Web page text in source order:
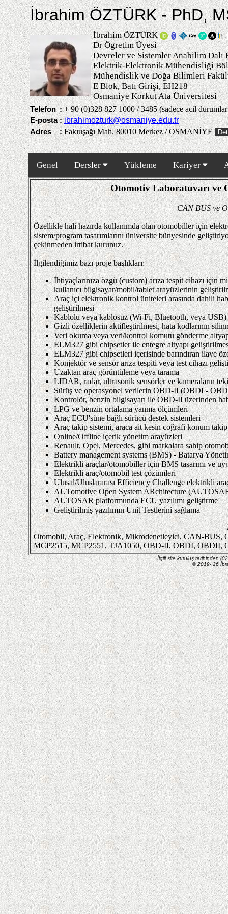
İbrahim ÖZTÜRK - PhD,
İbrahim ÖZTÜRK
Dr Ögretim Üyesi
Devreler ve Sistemler Anabilim Dalı
Elektrik-Elektronik Mühendisliği
Mühendislik ve Doğa Bilimleri
E Blok, Batı Girişi, EH218
Osmaniye Korkut Ata Üniversitesi
Telefon : + 90 (0)328 827 1000 / 3485 (sadece acil
E-posta : ibrahimozturk@osmaniye.edu.tr
Adres
: Fakıuşağı Mah. 80010 Merkez / OSMANİYE
Genel Dersler Yükleme Kariyer
Otomotiv Laboratuvarı ve
CAN BUS ve
Özellikle hali hazırda kullanımda olan otomobiller için
sistem/program tasarımlarını üniversite bünyesinde
çekinmeden irtibat kurunuz.
İlgilendiğimiz bazı proje başlıkları:
İhtiyaçlarınıza özgü (custom) arıza tespit cihazı için
kullanıcı bilgisayar/mobil/tablet arayüzlerinin
Araç içi elektronik kontrol üniteleri arasında dahili
geliştirilmesi
Kablolu veya kablosuz (Wi-Fi, Bluetooth, veya USB)
Gizli özelliklerin aktifleştirilmesi, hata kodlarının
Veri okuma veya veri/kontrol komutu gönderme
ELM327 gibi chipsetler ile entegre altyapı
ELM327 gibi chipsetleri içerisinde barındıran ilave
Konjektör ve sensör arıza tespiti veya test cihazı
Uzaktan araç görüntüleme veya tarama
LIDAR, radar, ultrasonik sensörler ve kameraların
Sürüş ve operasyonel verilerin OBD-II (OBDI -
Kontrolör, benzin bilgisayarı ile OBD-II üzerinden
LPG ve benzin ortalama yanma ölçümleri
Araç ECU'süne bağlı sürücü destek sistemleri
Araç takip sistemi, araca ait kesin coğrafi konum takip
Online/Offline içerik yönetim arayüzleri
Renault, Opel, Mercedes, gibi markalara sahip
Battery management systems (BMS) - Batarya
Elektrikli araçlar/otomobiller için BMS tasarımı ve
Elektrikli araç/otomobil test çözümleri
Ulusal/Uluslararası Efficiency Challenge elektrikli
AUTomotive Open System ARchitecture
AUTOSAR platformunda ECU yazılımı geliştirme
Geliştirilmiş yazılımın Unit Testlerini sağlama
Otomobil, Araç, Elektronik, Mikrodenetleyici, CAN-BUS,
MCP2515, MCP2551, TJA1050, OBD-II, OBDI, OBDII,
İlgili site kuruluş tarihinden
© 2019- 26